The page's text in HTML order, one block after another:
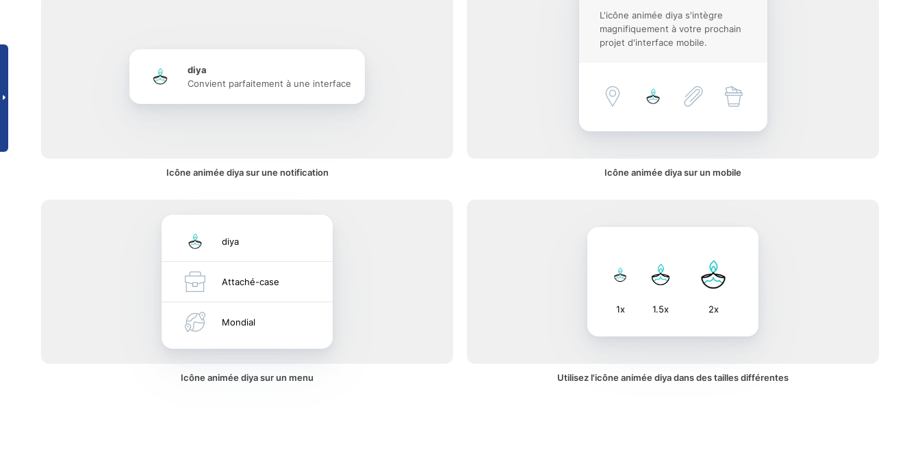
diya
Convient parfaitement à une interface
Icône animée diya sur une notification
L'icône animée diya s'intègre
magnifiquement à votre prochain
projet d'interface mobile.
Icône animée diya sur un mobile
diya
Attaché-case
Mondial
Icône animée diya sur un menu
1x 1.5x 2x
Utilisez l'icône animée diya dans des tailles différentes